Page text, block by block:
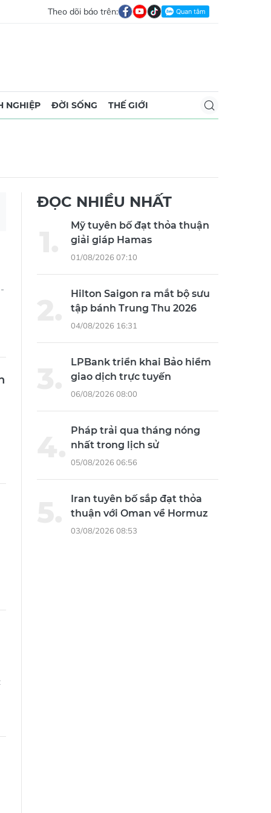
Theo dõi báo trên:
NGHIỆP ĐỜI SỐNG THẾ GIỚI
ĐỌC NHIỀU NHẤT
Mỹ tuyên bố đạt thỏa thuận
giải giáp Hamas
01/08/2026 07:10
Hilton Saigon ra mắt bộ sưu
tập bánh Trung Thu 2026
04/08/2026 16:31
LPBank triển khai Bảo hiểm
giao dịch trực tuyến
06/08/2026 08:00
Pháp trải qua tháng nóng
nhất trong lịch sử
05/08/2026 06:56
Iran tuyên bố sắp đạt thỏa
thuận với Oman về Hormuz
03/08/2026 08:53